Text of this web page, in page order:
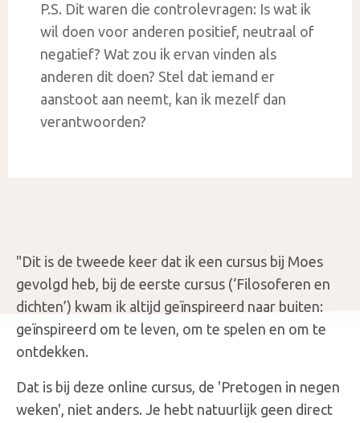
P.S. Dit waren die controlevragen: Is wat ik
wil doen voor anderen positief, neutraal of
negatief? Wat zou ik ervan vinden als
anderen dit doen? Stel dat iemand er
aanstoot aan neemt, kan ik mezelf dan
verantwoorden?
"Dit is de tweede keer dat ik een cursus bij Moes
gevolgd heb, bij de eerste cursus (‘Filosoferen en
dichten’) kwam ik altijd geïnspireerd naar buiten:
geïnspireerd om te leven, om te spelen en om te
ontdekken.
Dat is bij deze online cursus, de 'Pretogen in negen
weken', niet anders. Je hebt natuurlijk geen direct